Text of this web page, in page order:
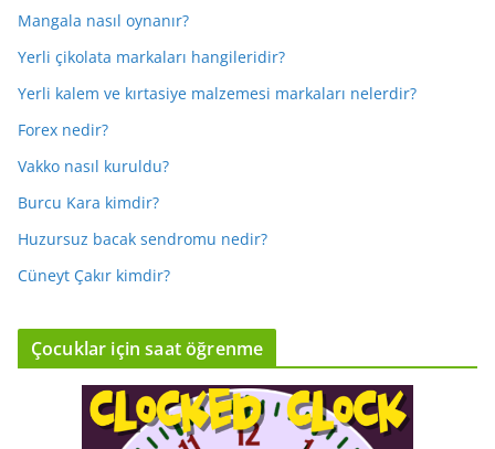
Mangala nasıl oynanır?
Yerli çikolata markaları hangileridir?
Yerli kalem ve kırtasiye malzemesi markaları nelerdir?
Forex nedir?
Vakko nasıl kuruldu?
Burcu Kara kimdir?
Huzursuz bacak sendromu nedir?
Cüneyt Çakır kimdir?
Çocuklar için saat öğrenme